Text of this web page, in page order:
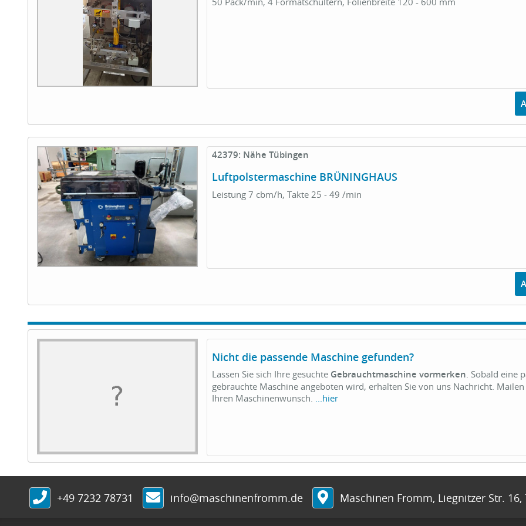
42379: Nähe Tübingen
Luftpolstermaschine BRÜNINGHAUS
Leistung 7 cbm/h, Takte 25 - 49 /min
Nicht die passende Maschine gefunden?
Lassen Sie sich Ihre gesuchte Gebrauchtmaschine vormerken. Sobald eine
gebrauchte Maschine angeboten wird, erhalten Sie von uns Nachricht. Mailen
Ihren Maschinenwunsch. ...hier
+49 7232 78731 info@maschinenfromm.de Maschinen Fromm, Liegnitzer Str. 16,